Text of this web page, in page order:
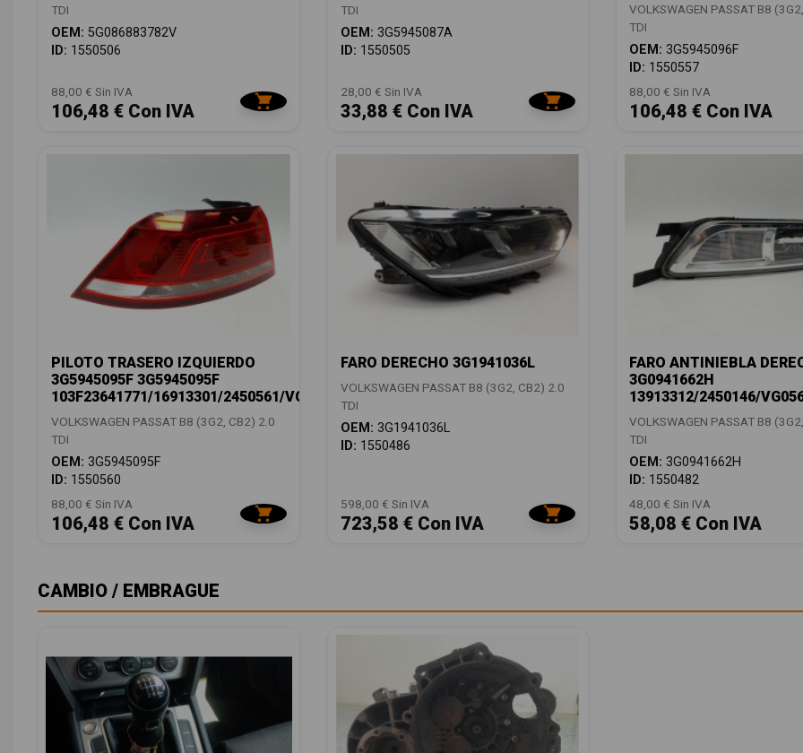
TDI
OEM: 5G086883782V
ID: 1550506
88,00 € Sin IVA
106,48 € Con IVA
TDI
OEM: 3G5945087A
ID: 1550505
28,00 € Sin IVA
33,88 € Con IVA
VOLKSWAGEN PASSAT B8
TDI
OEM: 3G5945096F
ID: 1550557
88,00 € Sin IVA
106,48 € Con IVA
PILOTO TRASERO IZQUIERDO
3G5945095F 3G5945095F
103F23641771/16913301/2450561/VG0564074
VOLKSWAGEN PASSAT B8 (3G2, CB2) 2.0
TDI
OEM: 3G5945095F
ID: 1550560
88,00 € Sin IVA
106,48 € Con IVA
FARO DERECHO 3G1941036L
VOLKSWAGEN PASSAT B8 (3G2, CB2) 2.0
TDI
OEM: 3G1941036L
ID: 1550486
598,00 € Sin IVA
723,58 € Con IVA
FARO ANTINIEBLA
3G0941662H
13913312/2450146/
VOLKSWAGEN PASSAT B8
TDI
OEM: 3G0941662H
ID: 1550482
48,00 € Sin IVA
58,08 € Con IVA
CAMBIO / EMBRAGUE